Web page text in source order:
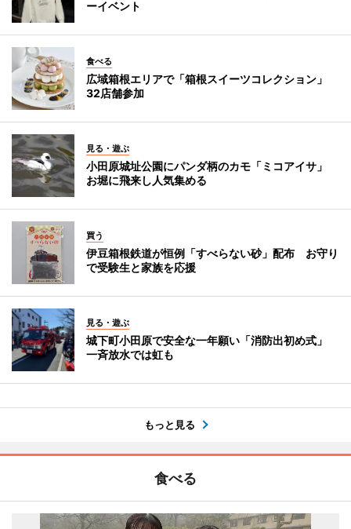
ーイベント
食べる
広域箱根エリアで「箱根スイーツコレクション」
32店舗参加
見る・遊ぶ
小田原城址公園にパンダ柄のカモ「ミコアイサ」
お堀に飛来し人気集める
買う
伊豆箱根鉄道が恒例「すべらない砂」配布 お守り
で受験生と家族を応援
見る・遊ぶ
城下町小田原で安全な一年願い「消防出初め式」
一斉放水では虹も
もっと見る
食べる